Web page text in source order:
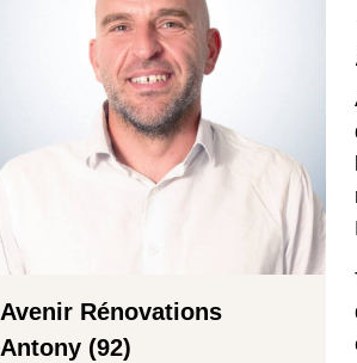
Avenir Rénovations
Antony (92)